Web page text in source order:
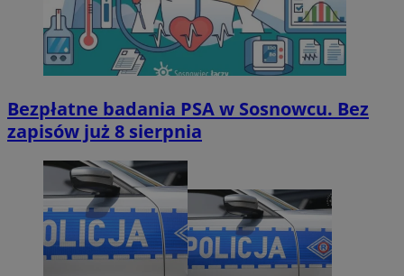
Bezpłatne badania PSA w Sosnowcu. Bez
zapisów już 8 sierpnia